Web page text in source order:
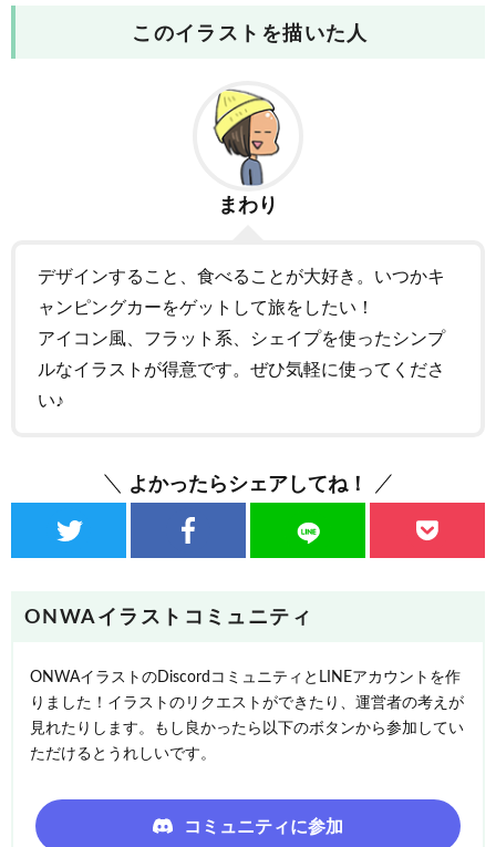
このイラストを描いた人
まわり
デザインすること、食べることが大好き。いつかキ
ャンピングカーをゲットして旅をしたい！
アイコン風、フラット系、シェイプを使ったシンプ
ルなイラストが得意です。ぜひ気軽に使ってくださ
い♪
よかったらシェアしてね！
ONWAイラストコミュニティ
ONWAイラストのDiscordコミュニティとLINEアカウントを作
りました！イラストのリクエストができたり、運営者の考えが
見れたりします。もし良かったら以下のボタンから参加してい
ただけるとうれしいです。
コミュニティに参加